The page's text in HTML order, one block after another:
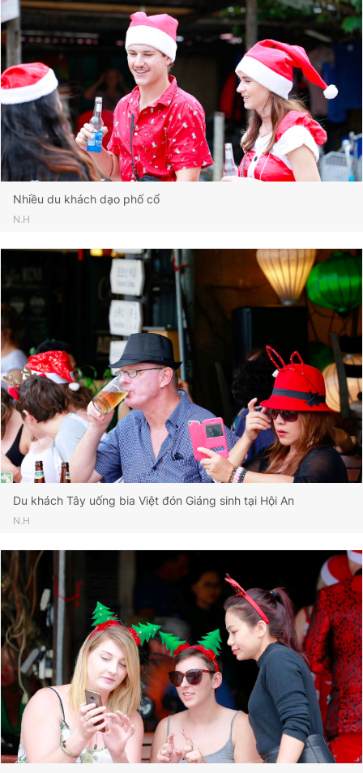
Nhiều du khách dạo phố cổ
N.H
Du khách Tây uống bia Việt đón Giáng sinh tại Hội An
N.H